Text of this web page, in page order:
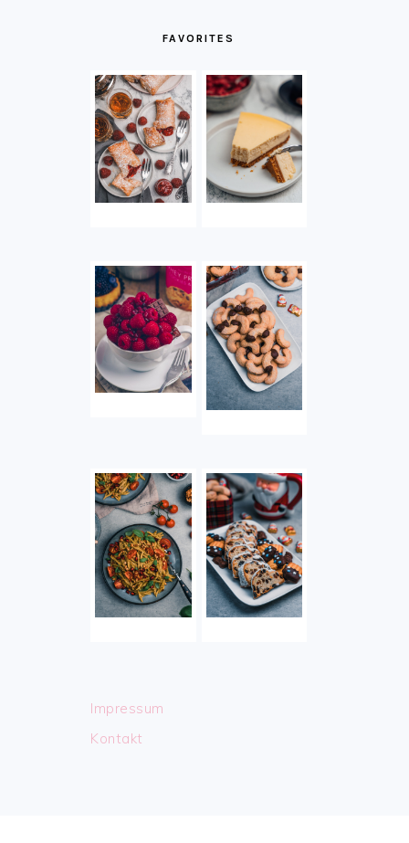
FAVORITES
Impressum
Kontakt